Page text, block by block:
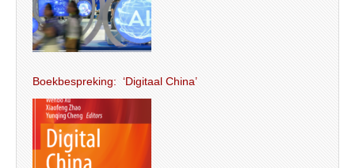
Boekbespreking: ‘Digitaal China’